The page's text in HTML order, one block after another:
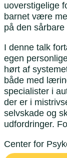
uoverstigelige
barnet være
på den sårbare
I denne talk
egen
hørt af
både med
specialister i
der er i
selvskade og
udfordringer.
Center for